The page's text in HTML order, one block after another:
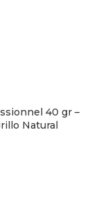
40 gr –
Natural